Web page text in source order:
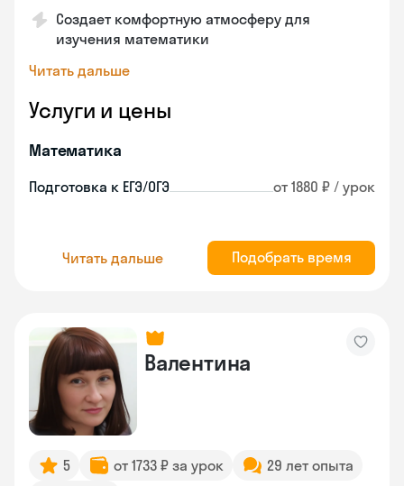
Создает комфортную атмосферу для
изучения математики
Читать дальше
Услуги и цены
Математика
Подготовка к ЕГЭ/ОГЭ от 1880 ₽ / урок
Читать дальше Подобрать время
Валентина
5 от 1733 ₽ за урок
29 лет опыта